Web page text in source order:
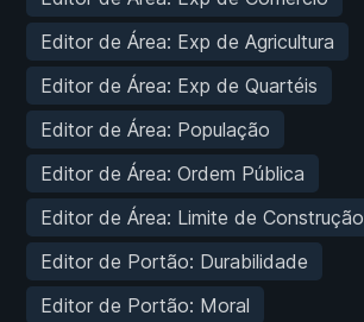
Editor de Área: Exp de Agricultura
Editor de Área: Exp de Quartéis
Editor de Área: População
Editor de Área: Ordem Pública
Editor de Área: Limite de Construção
Editor de Portão: Durabilidade
Editor de Portão: Moral